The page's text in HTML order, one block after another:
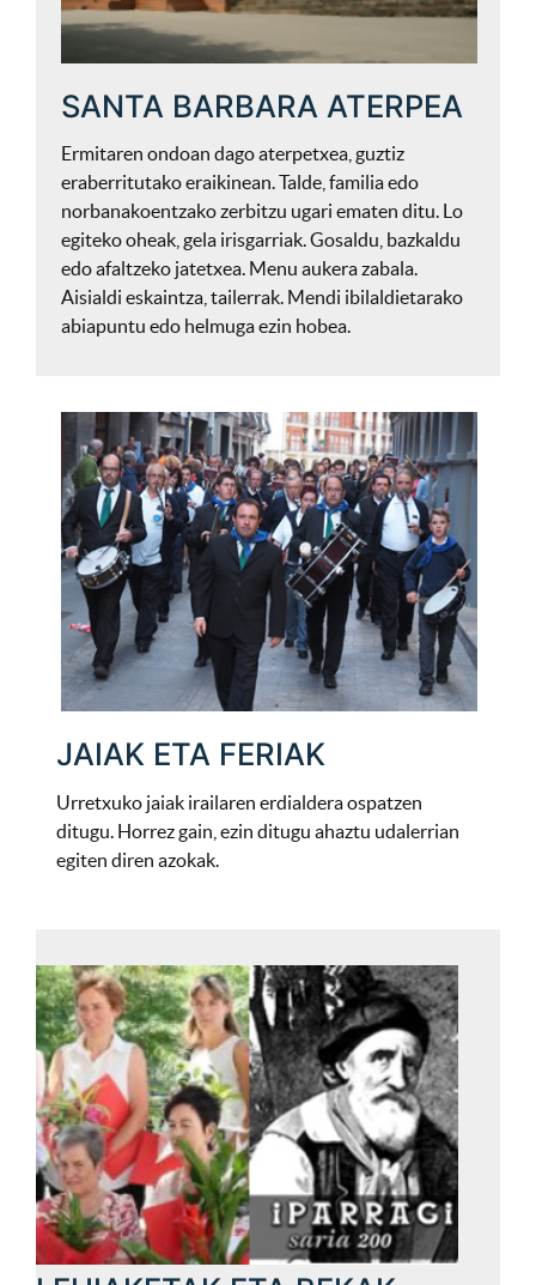
SANTA BARBARA ATERPEA
Ermitaren ondoan dago aterpetxea, guztiz
eraberritutako eraikinean. Talde, familia edo
norbanakoentzako zerbitzu ugari ematen ditu. Lo
egiteko oheak, gela irisgarriak. Gosaldu, bazkaldu
edo afaltzeko jatetxea. Menu aukera zabala.
Aisialdi eskaintza, tailerrak. Mendi ibilaldietarako
abiapuntu edo helmuga ezin hobea.
JAIAK ETA FERIAK
Urretxuko jaiak irailaren erdialdera ospatzen
ditugu. Horrez gain, ezin ditugu ahaztu udalerrian
egiten diren azokak.